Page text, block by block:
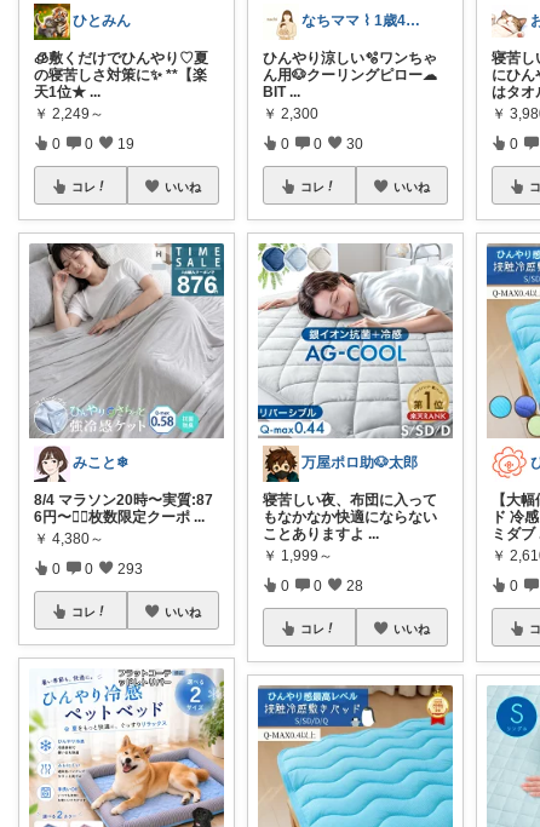
ひとみん
🧊敷くだけでひんやり♡夏
の寝苦しさ対策に✨ **【楽
天1位★ ...
￥ 2,249～
0 0 19
コレ いいね
みこと❄︎
8/4 マラソン20時〜実質:87
6円〜❤️‍🔥枚数限定クーポ ...
￥ 4,380～
0 0 293
コレ いいね
なちママ ⌇ 1歳4歳ママ
ひんやり涼しい🫧ワンちゃ
ん用🐶クーリングピロー︎︎☁
BIT ...
￥ 2,300
0 0 30
コレ いいね
万屋ポロ助🐶太郎
寝苦しい夜、布団に入って
もなかなか快適にならない
ことありますよ ...
￥ 1,999～
0 0 28
コレ いいね
寝苦し
にひ
はタオ
￥
0
【大
ド 冷
ミダブ
￥
0